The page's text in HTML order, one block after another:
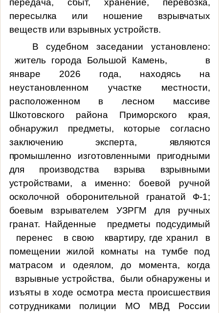
пересылка или ношение взрывчатых
веществ или взрывных устройств.
В судебном заседании установлено:
житель города Большой Камень,
в
январе 2026 года, находясь на
неустановленном участке местности,
расположенном в лесном массиве
Шкотовского района Приморского края,
обнаружил предметы, которые согласно
заключению эксперта, являются
промышленно изготовленными пригодными
для производства взрыва взрывными
устройствами, а именно: боевой ручной
осколочной оборонительной гранатой Ф-1;
боевым взрывателем УЗРГМ для ручных
гранат. Найденные
предметы подсудимый
перенес
в свою квартиру, где хранил
в
помещении жилой комнаты на тумбе под
матрасом и одеялом, до момента, когда
взрывные устройства,
были обнаружены и
изъяты в ходе осмотра места происшествия
сотрудниками полиции МО МВД России